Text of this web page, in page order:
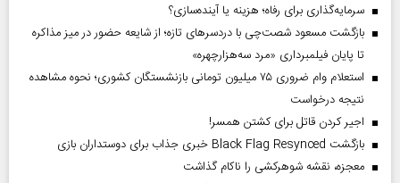
سرمایه‌گذاری برای رفاه؛ هزینه یا آینده‌سازی؟
بازگشت مسعود شصت‌چی با دردسر‌های تازه؛ از شایعه حضور در میز مذاکره
تا پایان فیلمبرداری «مرد سه‌هزارچهره»
استعلام وام ضروری ۷۵ میلیون تومانی بازنشستگان کشوری؛ نحوه مشاهده
نتیجه درخواست
اجیر کردن قاتل برای کشتن همسر!
بازگشت Black Flag Resynced خبری جذاب برای دوستداران بازی
معجزه، نقشه شوهرکشی را ناکام گذاشت